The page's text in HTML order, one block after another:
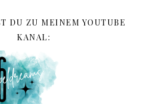
DU ZU MEINEM YOUTUBE
KANAL: